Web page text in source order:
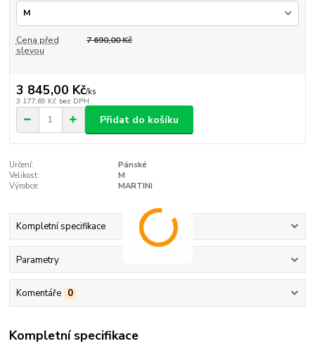
Cena před
slevou
7 690,00 Kč
3 845,00 Kč/ks
3 177,69 Kč bez DPH
Přidat do košíku
Určení:
Pánské
Velikost:
M
Výrobce:
MARTINI
Kompletní specifikace
Parametry
Komentáře 0
Kompletní specifikace